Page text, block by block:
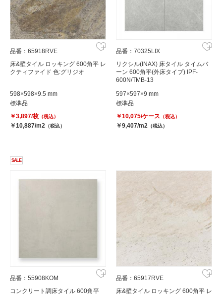
品番：65918RVE
床&壁タイル ロッキング 600角平 レ
クティファイド 色:グリジオ
598×598×9.5 mm
標準品
￥3,897/枚 （税込）
￥10,887/m2 （税込）
品番：70325LIX
リクシル(INAX) 床タイル タイムバ
ーン 600角平(外床タイプ) IPF-
600N/TMB-13
597×597×9 mm
標準品
￥10,075/ケース （税込）
￥9,407/m2 （税込）
SALE
品番：55908KOM
コンクリート調床タイル 600角平
品番：65917RVE
床&壁タイル ロッキング 600角平 レ